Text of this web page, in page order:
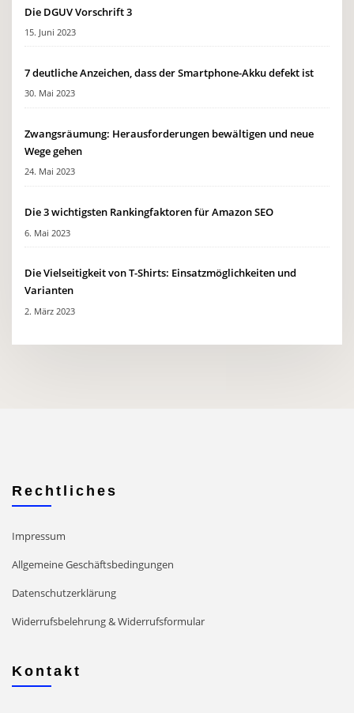
Die DGUV Vorschrift 3
15. Juni 2023
7 deutliche Anzeichen, dass der Smartphone-Akku defekt ist
30. Mai 2023
Zwangsräumung: Herausforderungen bewältigen und neue
Wege gehen
24. Mai 2023
Die 3 wichtigsten Rankingfaktoren für Amazon SEO
6. Mai 2023
Die Vielseitigkeit von T-Shirts: Einsatzmöglichkeiten und
Varianten
2. März 2023
Rechtliches
Impressum
Allgemeine Geschäftsbedingungen
Datenschutzerklärung
Widerrufsbelehrung & Widerrufsformular
Kontakt